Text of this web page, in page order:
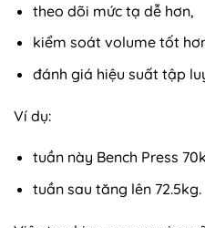
theo dõi mức tạ dễ hơn,
kiểm soát volume tốt
đánh giá hiệu suất tập
Ví dụ:
tuần này Bench Press
tuần sau tăng lên 72.5kg.